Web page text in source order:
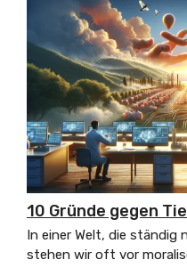
10 Gründe gegen
In einer Welt, die
stehen wir oft vor